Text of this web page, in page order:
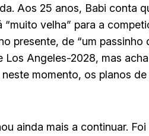
Aos 25 anos, Babi conta
velha” para a
presente, de “um passinho
Angeles-2028, mas
momento, os planos
ainda mais a continuar.